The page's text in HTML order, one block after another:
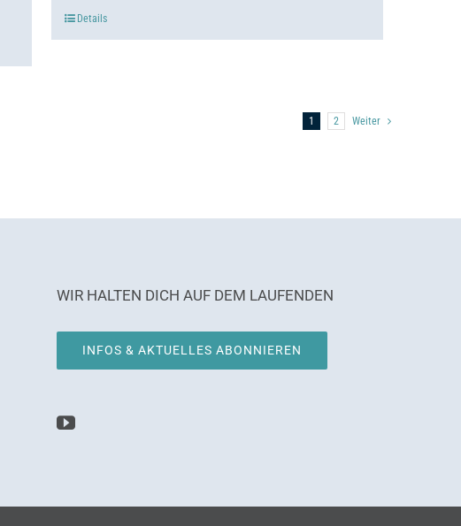
Details
1 2 Weiter
WIR HALTEN DICH AUF DEM LAUFENDEN
INFOS & AKTUELLES ABONNIEREN